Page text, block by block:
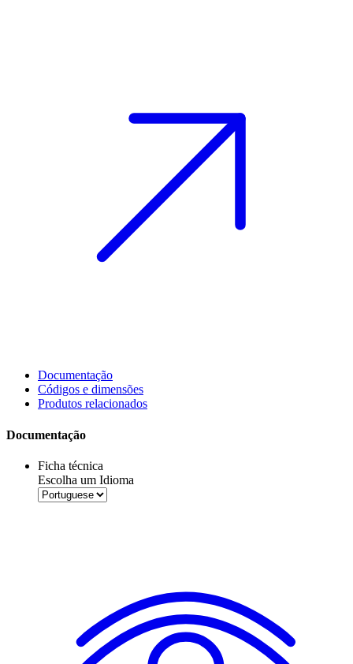
Documentação
Códigos e dimensões
Produtos relacionados
Documentação
Ficha técnica
Escolha um Idioma